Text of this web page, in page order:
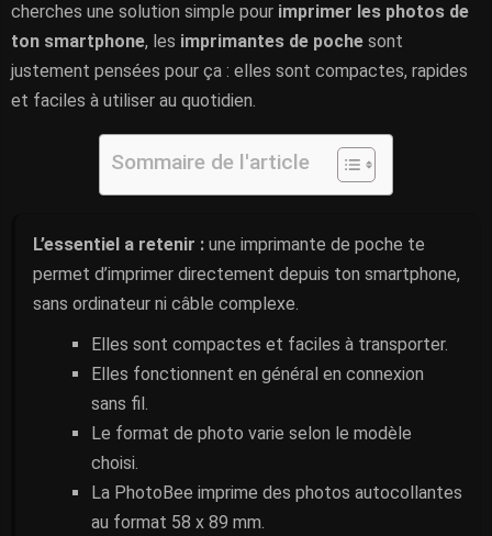
cherches une solution simple pour imprimer les photos de
ton smartphone, les imprimantes de poche sont
justement pensées pour ça : elles sont compactes, rapides
et faciles à utiliser au quotidien.
Sommaire de l'article
L’essentiel a retenir : une imprimante de poche te
permet d’imprimer directement depuis ton smartphone,
sans ordinateur ni câble complexe.
Elles sont compactes et faciles à transporter.
Elles fonctionnent en général en connexion
sans fil.
Le format de photo varie selon le modèle
choisi.
La PhotoBee imprime des photos autocollantes
au format 58 x 89 mm.